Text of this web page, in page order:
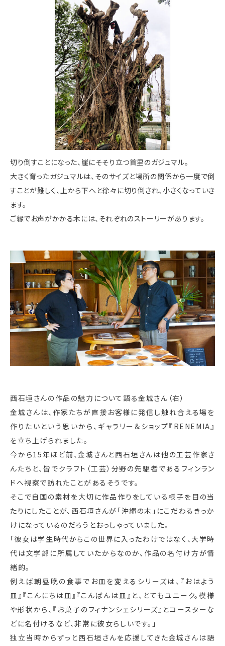
切り倒すことになった、崖にそそり立つ首里のガジュマル。
大きく育ったガジュマルは、そのサイズと場所の関係から一度で倒
すことが難しく、上から下へと徐々に切り倒され、小さくなっていき
ます。
ご縁でお声がかかる木には、それぞれのストーリーがあります。
西石垣さんの作品の魅力について語る金城さん（右）
金城さんは、作家たちが直接お客様に発信し触れ合える場を
作りたいという思いから、ギャラリー＆ショップ『RENEMIA』
を立ち上げられました。
今から15年ほど前、金城さんと西石垣さんは他の工芸作家さ
んたちと、皆でクラフト（工芸）分野の先駆者であるフィンラン
ドへ視察で訪れたことがあるそうです。
そこで自国の素材を大切に作品作りをしている様子を目の当
たりにしたことが、西石垣さんが「沖縄の木」にこだわるきっか
けになっているのだろうとおっしゃっていました。
「彼女は学生時代からこの世界に入ったわけではなく、大学時
代は文学部に所属していたからなのか、作品の名付け方が情
緒的。
例えば朝昼晩の食事でお皿を変えるシリーズは、『おはよう
皿』『こんにちは皿』『こんばんは皿』と、とてもユニーク。模様
や形状から、『お菓子のフィナンシェシリーズ』とコースターな
どに名付けるなど、非常に彼女らしいです。」
独立当時からずっと西石垣さんを応援してきた金城さんは語